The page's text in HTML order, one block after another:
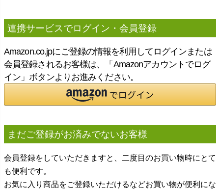
連携サービスでログイン・会員登録
Amazon.co.jpにご登録の情報を利用してログインまたは
会員登録されるお客様は、「Amazonアカウントでログ
イン」ボタンよりお進みください。
まだご登録がお済みでないお客様
会員登録をしていただきますと、二度目のお買い物時にとて
も便利です。
お気に入り商品をご登録いただけるなどお買い物が便利にな